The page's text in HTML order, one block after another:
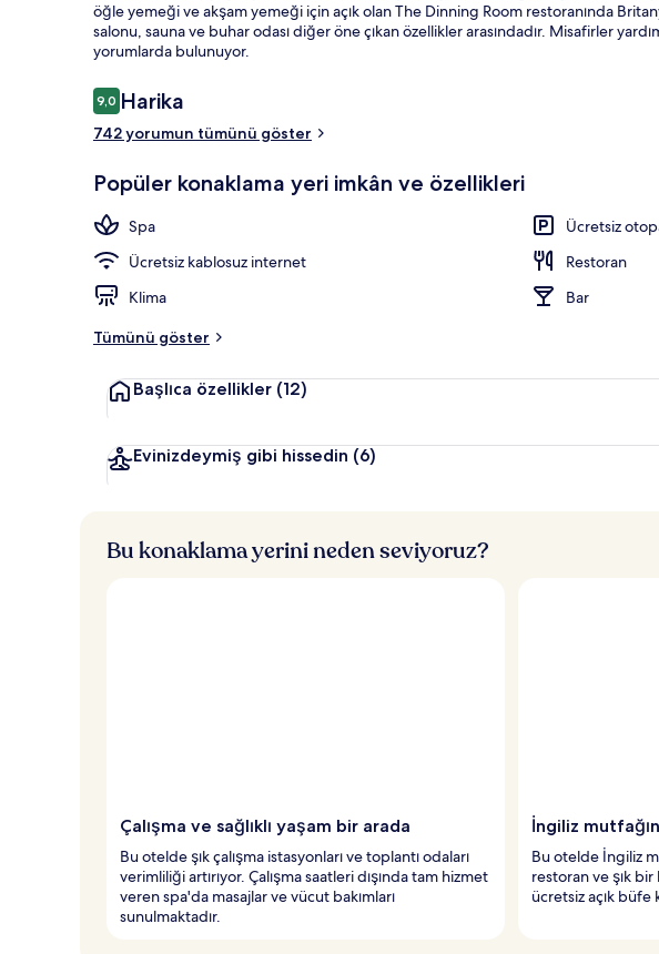
öğle yemeği ve akşam yemeği için açık olan The Dinning Room restoranında
salonu, sauna ve buhar odası diğer öne çıkan özellikler arasındadır. Misafirler
yorumlarda bulunuyor.
Yorumlar
9,09,0/10
Harika
742 yorumun tümünü göster
Popüler konaklama yeri imkân ve özellikleri
Spa
Ücretsiz
Ücretsiz kablosuz internet
Restoran
Klima
Bar
Tümünü göster
Başlıca özellikler (12)
Evinizdeymiş gibi hissedin (6)
Bu konaklama yerini neden seviyoruz?
Çalışma ve sağlıklı yaşam bir arada
Bu otelde şık çalışma istasyonları ve toplantı odaları
verimliliği artırıyor. Çalışma saatleri dışında tam hizmet
veren spa'da masajlar ve vücut bakımları
sunulmaktadır.
İngiliz
Bu otelde İngiliz
restoran ve şık
ücretsiz açık büfe